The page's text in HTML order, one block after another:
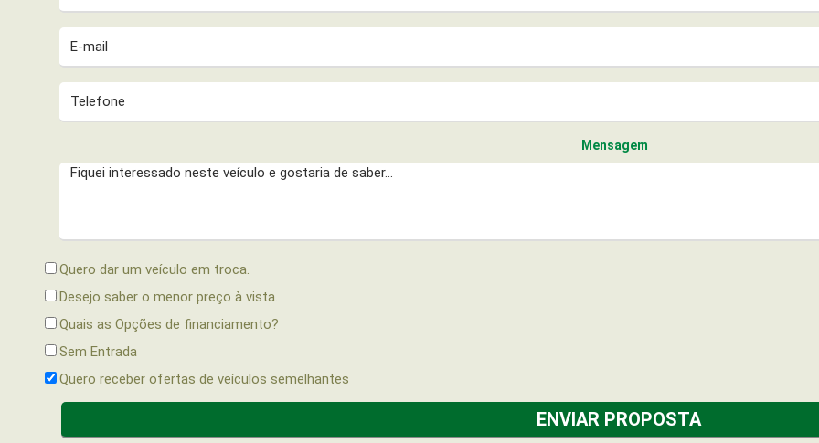
Mensagem
Quero dar um veículo em troca.
Desejo saber o menor preço à vista.
Quais as Opções de financiamento?
Sem Entrada
Quero receber ofertas de veículos semelhantes